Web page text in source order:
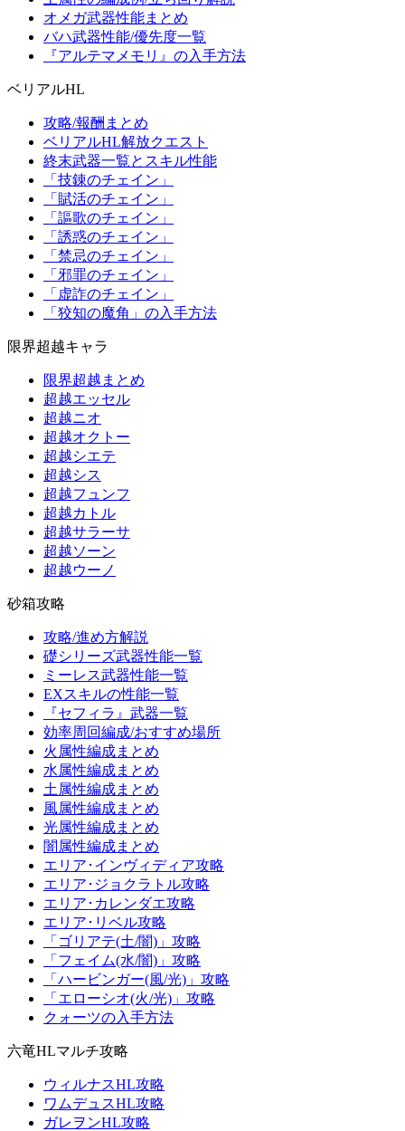
オメガ武器性能まとめ
バハ武器性能/優先度一覧
『アルテマメモリ』の入手方法
ベリアルHL
攻略/報酬まとめ
ベリアルHL解放クエスト
終末武器一覧とスキル性能
「技錬のチェイン」
「賦活のチェイン」
「謳歌のチェイン」
「誘惑のチェイン」
「禁忌のチェイン」
「邪罪のチェイン」
「虚詐のチェイン」
「狡知の魔角」の入手方法
限界超越キャラ
限界超越まとめ
超越エッセル
超越ニオ
超越オクトー
超越シエテ
超越シス
超越フュンフ
超越カトル
超越サラーサ
超越ソーン
超越ウーノ
砂箱攻略
攻略/進め方解説
礎シリーズ武器性能一覧
ミーレス武器性能一覧
EXスキルの性能一覧
『セフィラ』武器一覧
効率周回編成/おすすめ場所
火属性編成まとめ
水属性編成まとめ
土属性編成まとめ
風属性編成まとめ
光属性編成まとめ
闇属性編成まとめ
エリア･インヴィディア攻略
エリア･ジョクラトル攻略
エリア･カレンダエ攻略
エリア･リベル攻略
「ゴリアテ(土/闇)」攻略
「フェイム(水/闇)」攻略
「ハービンガー(風/光)」攻略
「エローシオ(火/光)」攻略
クォーツの入手方法
六竜HLマルチ攻略
ウィルナスHL攻略
ワムデュスHL攻略
ガレヲンHL攻略